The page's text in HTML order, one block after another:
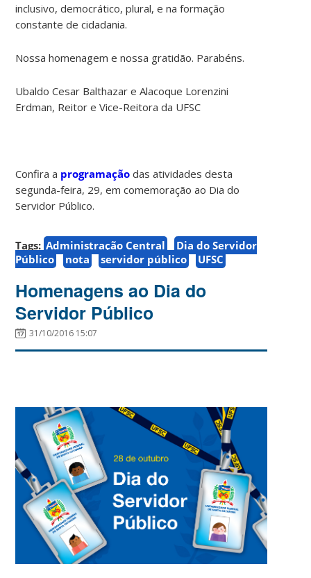
inclusivo, democrático, plural, e na formação
constante de cidadania.
Nossa homenagem e nossa gratidão. Parabéns.
Ubaldo Cesar Balthazar e Alacoque Lorenzini
Erdman, Reitor e Vice-Reitora da UFSC
Confira a programação das atividades desta
segunda-feira, 29, em comemoração ao Dia do
Servidor Público.
Tags: Administração Central
Dia do Servidor
Público
nota servidor público UFSC
Homenagens ao Dia do
Servidor Público
31/10/2016 15:07